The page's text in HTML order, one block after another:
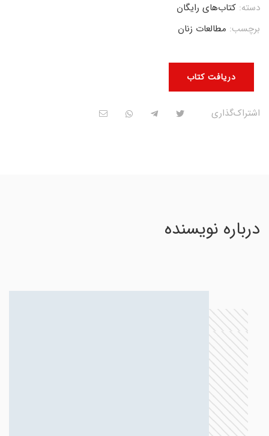
دریافت کتاب
دسته: کتاب‌های رایگان
برچسب: مطالعات زنان
اشتراک‌گذاری
درباره نویسنده